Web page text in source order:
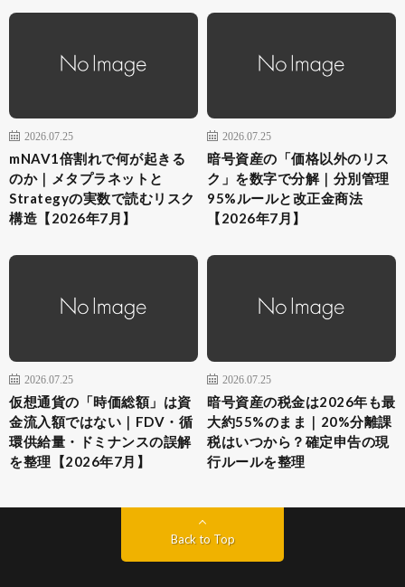
2026.07.25
mNAV1倍割れで何が起きる
のか｜メタプラネットと
Strategyの実数で読むリスク
構造【2026年7月】
2026.07.25
暗号資産の「価格以外のリス
ク」を数字で分解｜分別管理
95%ルールと改正金商法
【2026年7月】
2026.07.25
仮想通貨の「時価総額」は資
金流入額ではない｜FDV・循
環供給量・ドミナンスの誤解
を整理【2026年7月】
2026.07.25
暗号資産の税金は2026年も最
大約55%のまま｜20%分離課
税はいつから？確定申告の現
行ルールを整理
Back to Top